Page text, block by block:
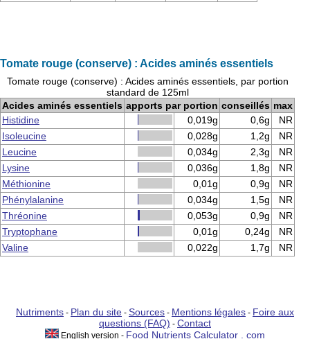
Tomate rouge (conserve) : Acides aminés essentiels
Tomate rouge (conserve) : Acides aminés essentiels, par portion
standard de 125ml
Acides aminés essentiels apports par portion conseillés max
Histidine
0,019g 0,6g
NR
Isoleucine
0,028g 1,2g
NR
Leucine
0,034g 2,3g
NR
Lysine
0,036g 1,8g
NR
Méthionine
0,01g 0,9g
NR
Phénylalanine
0,034g 1,5g
NR
Thréonine
0,053g 0,9g
NR
Tryptophane
0,01g 0,24g
NR
Valine
0,022g 1,7g NR
Nutriments - Plan du site - Sources - Mentions légales - Foire aux
questions (FAQ) - Contact
English version - Food Nutrients Calculator . com